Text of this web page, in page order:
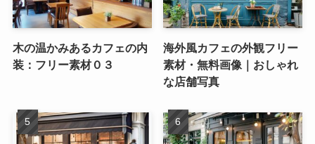
木の温かみあるカフェの内
装：フリー素材０３
海外風カフェの外観フリー
素材・無料画像｜おしゃれ
な店舗写真